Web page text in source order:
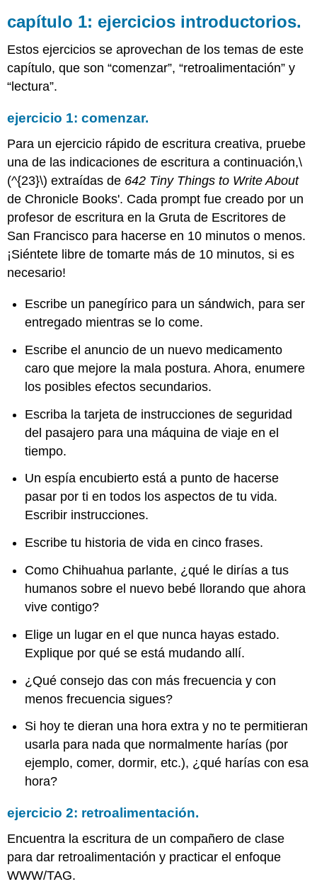
capítulo 1: ejercicios introductorios.
Estos ejercicios se aprovechan de los temas de este
capítulo, que son “comenzar”, “retroalimentación” y
“lectura”.
ejercicio 1: comenzar.
Para un ejercicio rápido de escritura creativa, pruebe
una de las indicaciones de escritura a continuación,\
(^{23}\) extraídas de 642 Tiny Things to Write About
de Chronicle Books'. Cada prompt fue creado por un
profesor de escritura en la Gruta de Escritores de
San Francisco para hacerse en 10 minutos o menos.
¡Siéntete libre de tomarte más de 10 minutos, si es
necesario!
Escribe un panegírico para un sándwich, para ser
entregado mientras se lo come.
Escribe el anuncio de un nuevo medicamento
caro que mejore la mala postura. Ahora, enumere
los posibles efectos secundarios.
Escriba la tarjeta de instrucciones de seguridad
del pasajero para una máquina de viaje en el
tiempo.
Un espía encubierto está a punto de hacerse
pasar por ti en todos los aspectos de tu vida.
Escribir instrucciones.
Escribe tu historia de vida en cinco frases.
Como Chihuahua parlante, ¿qué le dirías a tus
humanos sobre el nuevo bebé llorando que ahora
vive contigo?
Elige un lugar en el que nunca hayas estado.
Explique por qué se está mudando allí.
¿Qué consejo das con más frecuencia y con
menos frecuencia sigues?
Si hoy te dieran una hora extra y no te permitieran
usarla para nada que normalmente harías (por
ejemplo, comer, dormir, etc.), ¿qué harías con esa
hora?
ejercicio 2: retroalimentación.
Encuentra la escritura de un compañero de clase
para dar retroalimentación y practicar el enfoque
WWW/TAG.